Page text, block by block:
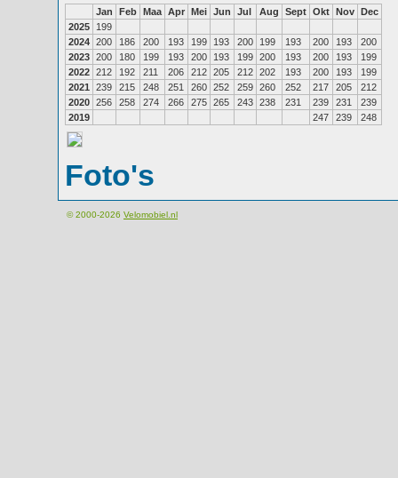
Jan Feb Maa Apr Mei Jun Jul Aug Sept Okt Nov Dec
2025
199
2024 200 186 200 193 199 193 200 199 193 200 193
200
2023 200 180 199 193 200 193 199 200 193 200 193
199
2022 212 192 211 206 212 205 212 202 193 200 193
199
2021
239 215 248 251 260 252 259 260 252 217 205
212
2020 256 258 274 266 275 265 243 238 231 239 231
239
2019
247 239 248
Foto's
© 2000-2026 Velomobiel.nl